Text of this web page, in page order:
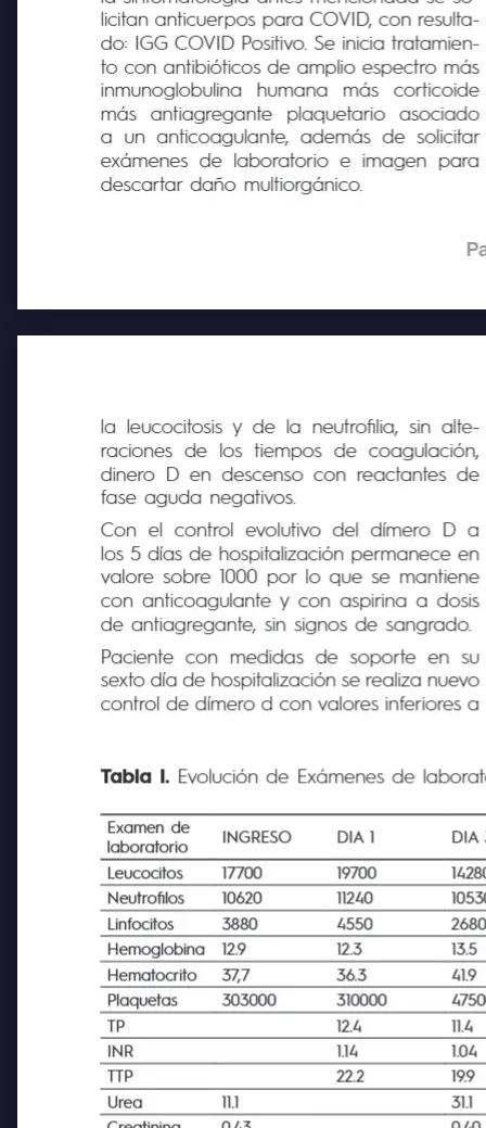
la sintomatología antes mencionada se so-
licitan anticuerpos para COVID, con resulta-
do: IGG COVID Positivo. Se inicia
to con antibióticos de amplio espectro más
inmunoglobulina
humana más
corticoide
más
antiagregante plaquetario
asociado
a
un anticoagulante, además de solicitar
exámenes de laboratorio e imagen para
descartar daño multiorgánico.
la leucocitosis y de la neutrofilia, sin alte-
raciones
de los tiempos de
coagulación,
dinero D en descenso con reactantes de
fase aguda negativos.
Con el control evolutivo del dímero D a
los 5 días de hospitalización permanece en
valore sobre 1000 por lo que se mantiene
con anticoagulante y con aspirina a dosis
de antiagregante, sin signos de sangrado.
Paciente con medidas de soporte en su
sexto día de hospitalización se realiza
Examen de
laboratorio
Leucocitos
17700 19700
Neutrofilos
10620 11240
Linfocitos
3880 4550
2680
Hemoglobina
12.9 12.3
13.5
Hematocrito
37,7 36.3
41.9
Plaquetas
303000 310000
TP
12.4
11.4
INR
1.14
1.04
TTP
22.2
19.9
Urea
11.1
31.1